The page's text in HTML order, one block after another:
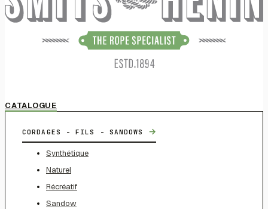
CATALOGUE
CORDAGES - FILS - SANDOWS →
Synthétique
Naturel
Récréatif
Sandow